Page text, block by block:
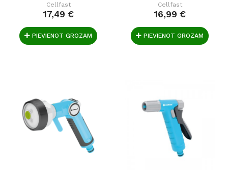
Cellfast
17,49 €
PIEVIENOT GROZAM
Cellfast
16,99 €
PIEVIENOT GROZAM